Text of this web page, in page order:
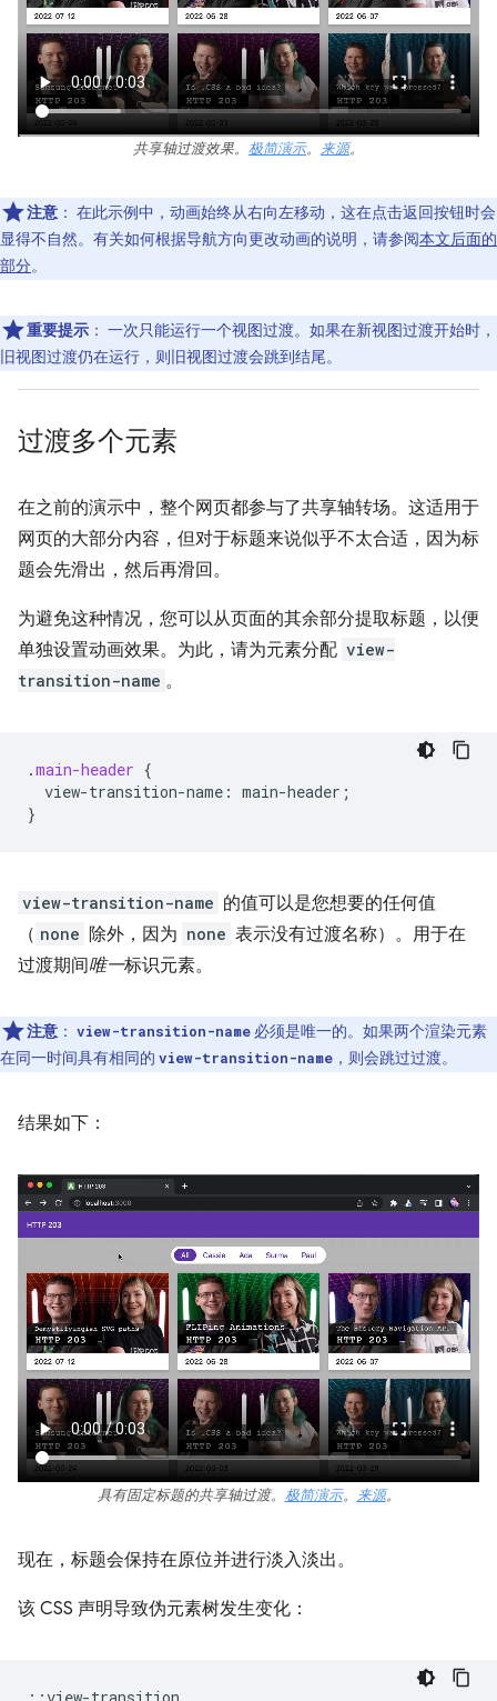
共享轴过渡效果。 极简演示。 来源。
注意 ： 在此示例中，动画始终从右向左移动，这在点击返回按钮时会
显得不自然。有关如何根据导航方向更改动画的说明，请参阅本文后面的
部分。
重要提示 ： 一次只能运行一个视图过渡。如果在新视图过渡开始时，
旧视图过渡仍在运行，则旧视图过渡会跳到结尾。
过渡多个元素
在之前的演示中，整个网页都参与了共享轴转场。这适用于
网页的大部分内容，但对于标题来说似乎不太合适，因为标
题会先滑出，然后再滑回。
为避免这种情况，您可以从页面的其余部分提取标题，以便
单独设置动画效果。为此，请为元素分配 view-
transition-name 。
.main-header {
view-transition-name : main-header ;
}
view-transition-name 的值可以是您想要的任何值
（ none 除外，因为 none 表示没有过渡名称）。用于在
过渡期间唯一标识元素。
注意 ： view-transition-name 必须是唯一的。如果两个渲染元素
在同一时间具有相同的 view-transition-name ，则会跳过过渡。
结果如下：
具有固定标题的共享轴过渡。 极简演示。 来源。
现在，标题会保持在原位并进行淡入淡出。
该 CSS 声明导致伪元素树发生变化：